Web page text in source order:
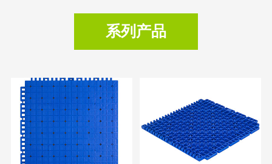
系列产品